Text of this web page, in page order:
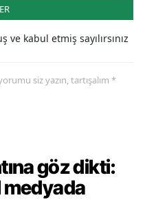
ve kabul etmiş sayılırsınız
siz yazın, tartışalım *
göz dikti: